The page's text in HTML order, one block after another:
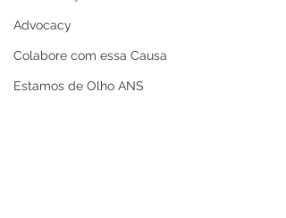
Advocacy
Colabore com essa Causa
Estamos de Olho ANS